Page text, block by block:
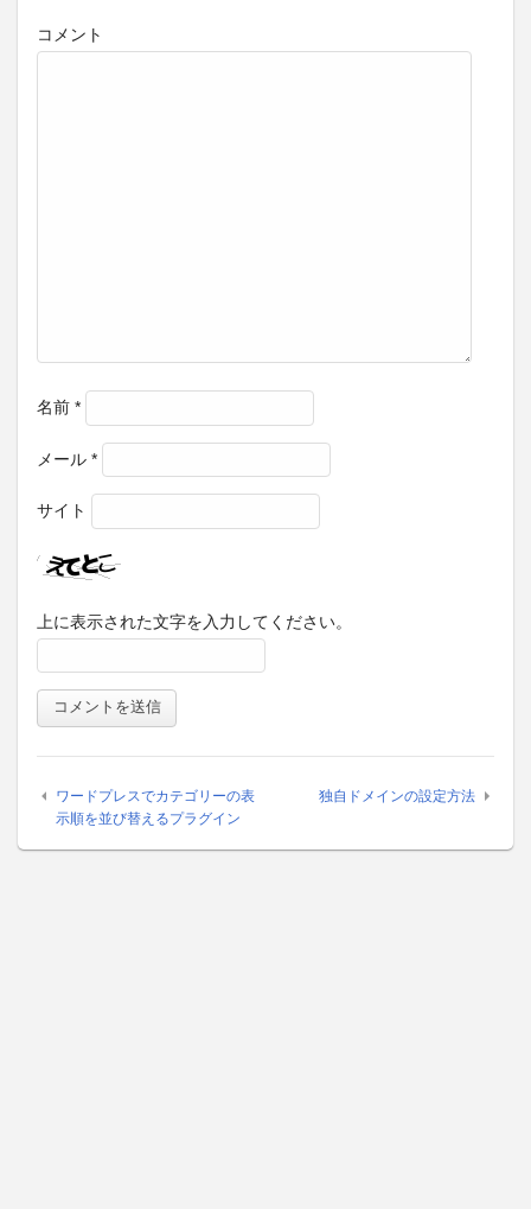
コメント
名前 *
メール *
サイト
上に表示された文字を入力してください。
ワードプレスでカテゴリーの表
示順を並び替えるプラグイン
独自ドメインの設定方法